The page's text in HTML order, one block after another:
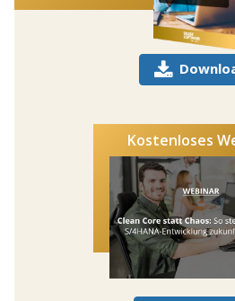
Kostenloses